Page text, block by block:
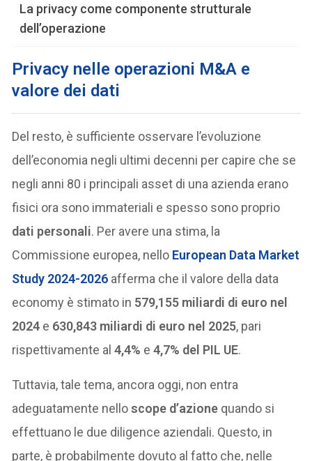
La privacy come componente strutturale
dell’operazione
Privacy nelle operazioni M&A e
valore dei dati
Del resto, è sufficiente osservare l’evoluzione
dell’economia negli ultimi decenni per capire che se
negli anni 80 i principali asset di una azienda erano
fisici ora sono immateriali e spesso sono proprio
dati personali. Per avere una stima, la
Commissione europea, nello European Data Market
Study 2024-2026 afferma che il valore della data
economy è stimato in 579,155 miliardi di euro nel
2024 e 630,843 miliardi di euro nel 2025, pari
rispettivamente al4,4% e4,7% del PIL UE.
Tuttavia, tale tema, ancora oggi, non entra
adeguatamente nelloscope d’azione quando si
effettuano le due diligence aziendali. Questo, in
parte, è probabilmente dovuto al fatto che, nelle